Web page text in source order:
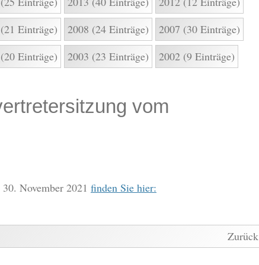
Einträge)
2008 (24 Einträge)
2007 (30 Einträge)
Einträge)
2003 (23 Einträge) 2002 (9 Einträge)
vom
November 2021 finden Sie hier:
Zurück